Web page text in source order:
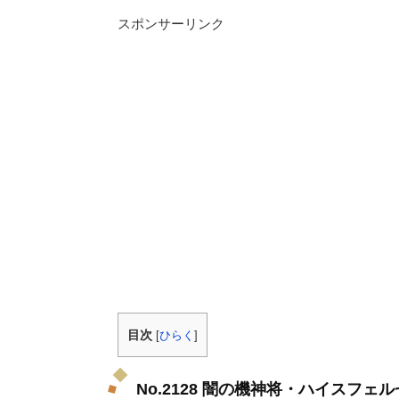
スポンサーリンク
目次 [ひらく ]
No.2128 闇の機神将・ハイスフェル